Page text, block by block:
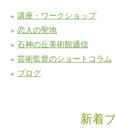
講座・ワークショップ
恋人の聖地
石神の丘美術館通信
芸術監督のショートコラム
ブログ
新着